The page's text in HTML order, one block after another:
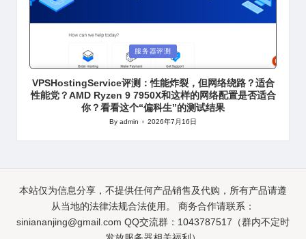
服务器评测
VPSHostingService评测：性能炸裂，但网络绕路？适合
性能党？AMD Ryzen 9 7950X和这样的网络配置是否适合
你？看看这个“偏科生”的测试结果
Posted
Byadmin 2026年7月16日
本站仅为信息分享，不提供任何产品销售及代购，所有产品请遵
从当地的法律法规合法使用。 商务合作请联系：
siniananjing@gmail.com QQ交流群：1043787517（群内不定时